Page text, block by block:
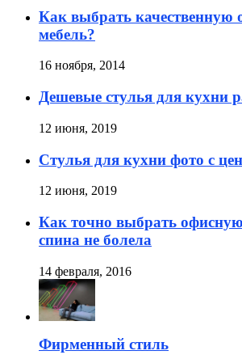
Как выбрать качественную
мебель?
16 ноября, 2014
Дешевые стулья для кухни
12 июня, 2019
Стулья для кухни фото с
12 июня, 2019
Как точно выбрать
спина не болела
14 февраля, 2016
Фирменный стиль